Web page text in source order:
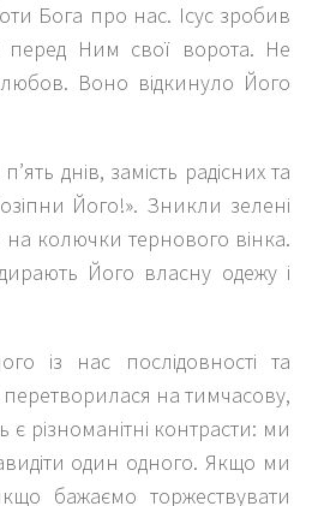
Бога про нас. Ісус зробив
перед Ним свої ворота. Не
Воно відкинуло Його
днів, замість радісних та
Його!». Зникли зелені
на колючки тернового вінка.
Його власну одежу і
із нас послідовності та
перетворилася на тимчасову,
є різноманітні контрасти: ми
один одного. Якщо ми
бажаємо торжествувати